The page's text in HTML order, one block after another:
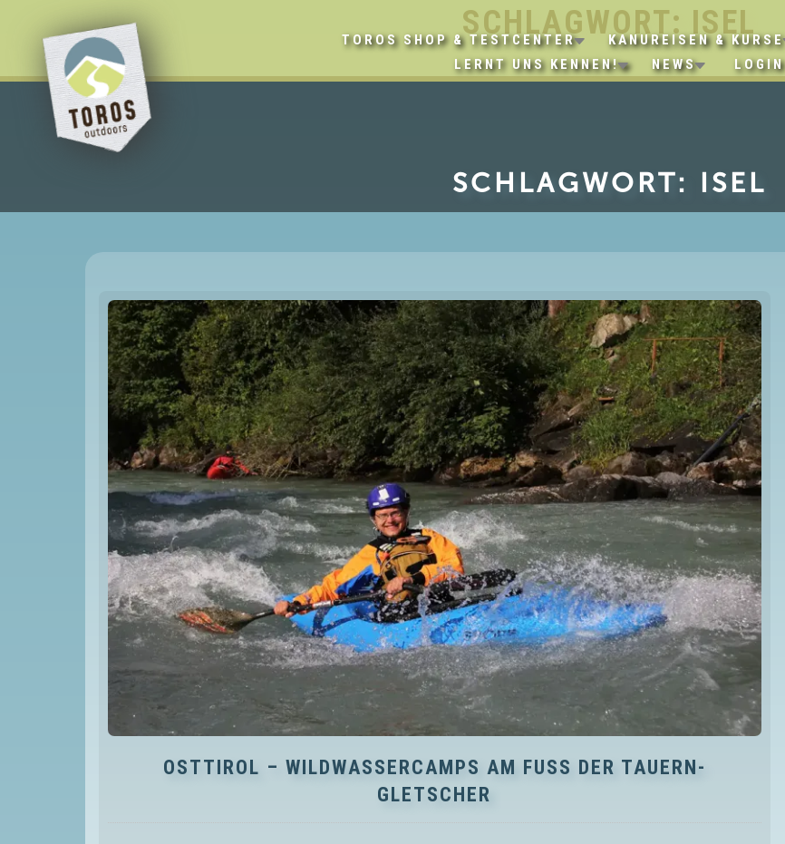
TOROS SHOP & TESTCENTER
KANUREISEN & KURSE
LERNT UNS KENNEN!
NEWS LOGIN
SCHLAGWORT: ISEL
SCHLAGWORT: ISEL
OSTTIROL – WILDWASSERCAMPS AM FUSS DER TAUERN-G
LETSCHER